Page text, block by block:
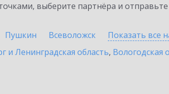
выберите партнёра и
Пушкин Всеволожск Показать все
и Ленинградская область, Вологодская